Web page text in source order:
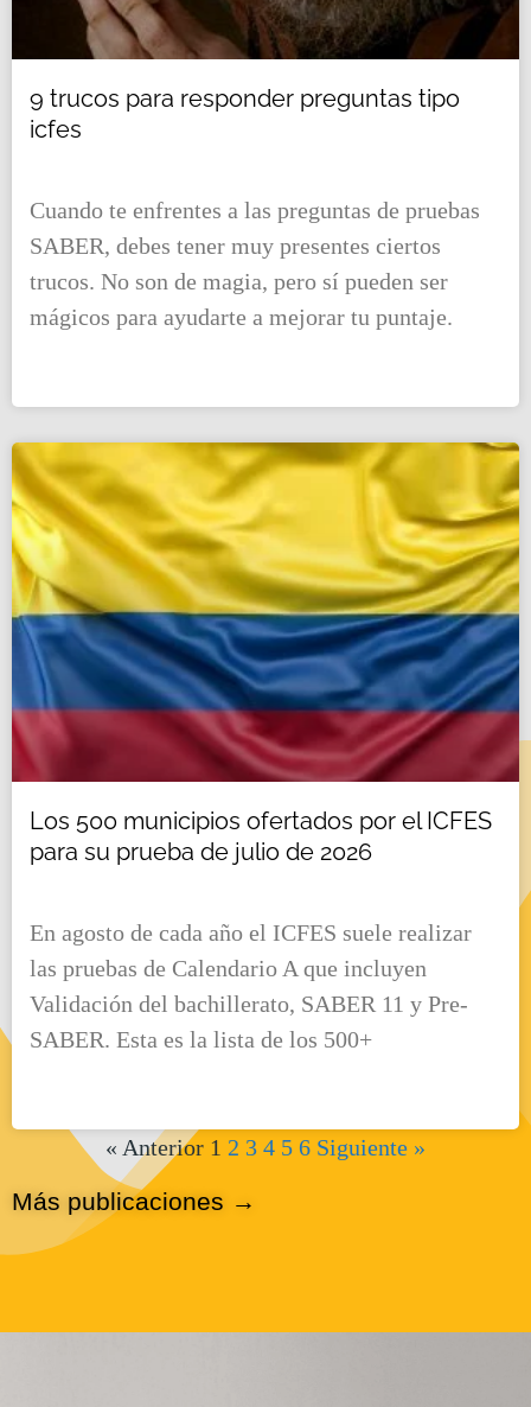
9 trucos para responder preguntas tipo
icfes
Cuando te enfrentes a las preguntas de pruebas
SABER, debes tener muy presentes ciertos
trucos. No son de magia, pero sí pueden ser
mágicos para ayudarte a mejorar tu puntaje.
Los 500 municipios ofertados por el ICFES
para su prueba de julio de 2026
En agosto de cada año el ICFES suele realizar
las pruebas de Calendario A que incluyen
Validación del bachillerato, SABER 11 y Pre-
SABER. Esta es la lista de los 500+
« Anterior 1 2 3 4 5 6 Siguiente »
Más publicaciones →